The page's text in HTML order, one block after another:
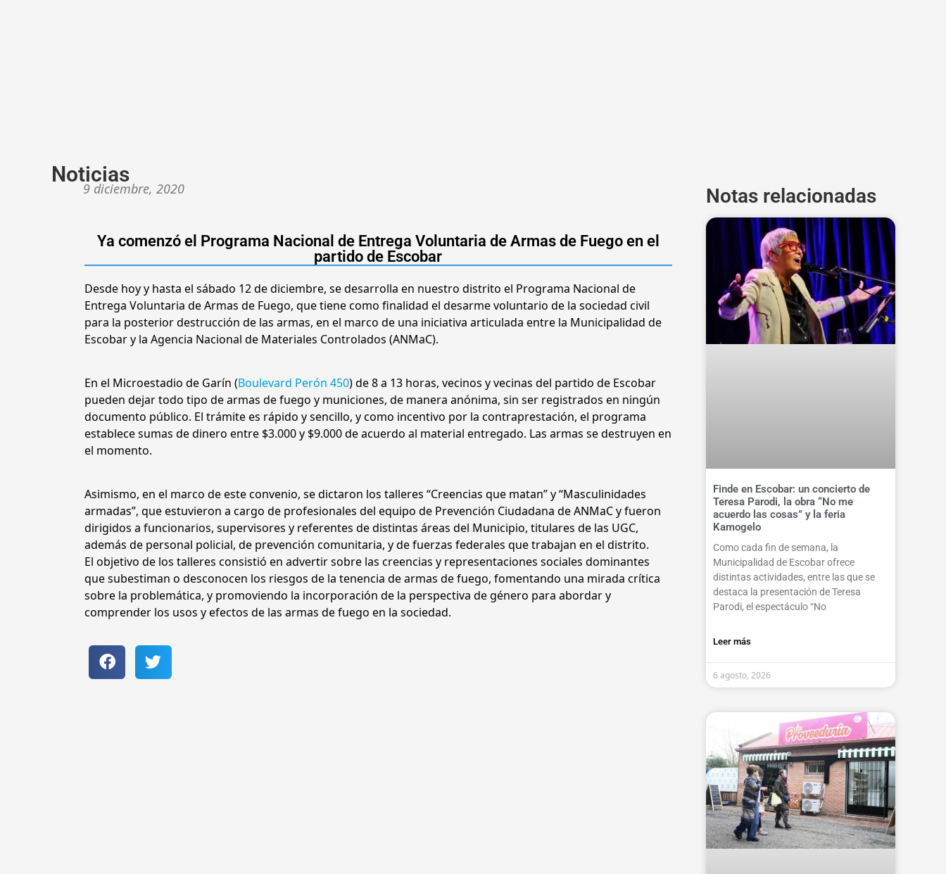
Noticias
9 diciembre, 2020
Ya comenzó el Programa Nacional de Entrega Voluntaria de Armas de Fuego en el
partido de Escobar
Desde hoy y hasta el sábado 12 de diciembre, se desarrolla en nuestro distrito el Programa Nacional de
Entrega Voluntaria de Armas de Fuego, que tiene como finalidad el desarme voluntario de la sociedad civil
para la posterior destrucción de las armas, en el marco de una iniciativa articulada entre la Municipalidad de
Escobar y la Agencia Nacional de Materiales Controlados (ANMaC).
En el Microestadio de Garín (Boulevard Perón 450) de 8 a 13 horas, vecinos y vecinas del partido de Escobar
pueden dejar todo tipo de armas de fuego y municiones, de manera anónima, sin ser registrados en ningún
documento público. El trámite es rápido y sencillo, y como incentivo por la contraprestación, el programa
establece sumas de dinero entre $3.000 y $9.000 de acuerdo al material entregado. Las armas se destruyen en
el momento.
Asimismo, en el marco de este convenio, se dictaron los talleres “Creencias que matan” y “Masculinidades
armadas”, que estuvieron a cargo de profesionales del equipo de Prevención Ciudadana de ANMaC y fueron
dirigidos a funcionarios, supervisores y referentes de distintas áreas del Municipio, titulares de las UGC,
además de personal policial, de prevención comunitaria, y de fuerzas federales que trabajan en el distrito.
El objetivo de los talleres consistió en advertir sobre las creencias y representaciones sociales dominantes
que subestiman o desconocen los riesgos de la tenencia de armas de fuego, fomentando una mirada crítica
sobre la problemática, y promoviendo la incorporación de la perspectiva de género para abordar y
comprender los usos y efectos de las armas de fuego en la sociedad.
Notas relacionadas
Finde en Escobar: un concierto de
Teresa Parodi, la obra “No me
acuerdo las cosas” y la feria
Kamogelo
Como cada fin de semana, la
Municipalidad de Escobar ofrece
distintas actividades, entre las que se
destaca la presentación de Teresa
Parodi, el espectáculo “No
Leer más
6 agosto, 2026